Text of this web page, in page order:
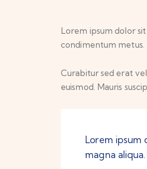
Lorem ipsum dolor
condimentum metus.
Curabitur sed erat
euismod. Mauris
Lorem
magna